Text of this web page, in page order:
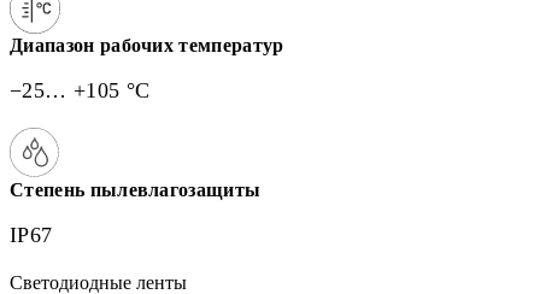
Диапазон рабочих температур
−25… +105 °C
Степень пылевлагозащиты
IP67
Светодиодные ленты